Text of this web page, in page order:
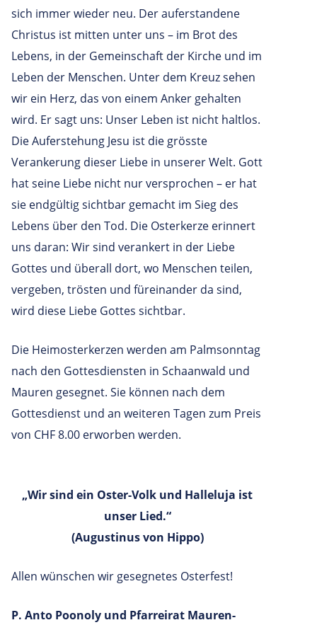
sich immer wieder neu. Der auferstandene
Christus ist mitten unter uns – im Brot des
Lebens, in der Gemeinschaft der Kirche und im
Leben der Menschen. Unter dem Kreuz sehen
wir ein Herz, das von einem Anker gehalten
wird. Er sagt uns: Unser Leben ist nicht haltlos.
Die Auferstehung Jesu ist die grösste
Verankerung dieser Liebe in unserer Welt. Gott
hat seine Liebe nicht nur versprochen – er hat
sie endgültig sichtbar gemacht im Sieg des
Lebens über den Tod. Die Osterkerze erinnert
uns daran: Wir sind verankert in der Liebe
Gottes und überall dort, wo Menschen teilen,
vergeben, trösten und füreinander da sind,
wird diese Liebe Gottes sichtbar.
Die Heimosterkerzen werden am Palmsonntag
nach den Gottesdiensten in Schaanwald und
Mauren gesegnet. Sie können nach dem
Gottesdienst und an weiteren Tagen zum Preis
von CHF 8.00 erworben werden.
„Wir sind ein Oster-Volk und Halleluja ist
unser Lied.“
(Augustinus von Hippo)
Allen wünschen wir gesegnetes Osterfest!
P. Anto Poonoly und Pfarreirat Mauren-